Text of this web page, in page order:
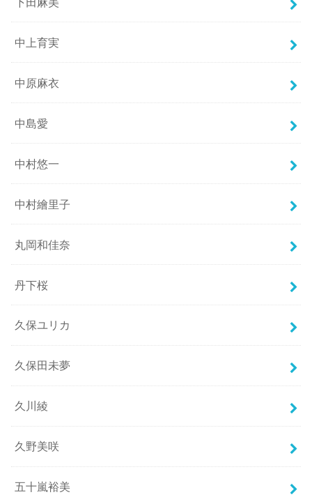
中上育実
中原麻衣
中島愛
中村悠一
中村繪里子
丸岡和佳奈
丹下桜
久保ユリカ
久保田未夢
久川綾
久野美咲
五十嵐裕美